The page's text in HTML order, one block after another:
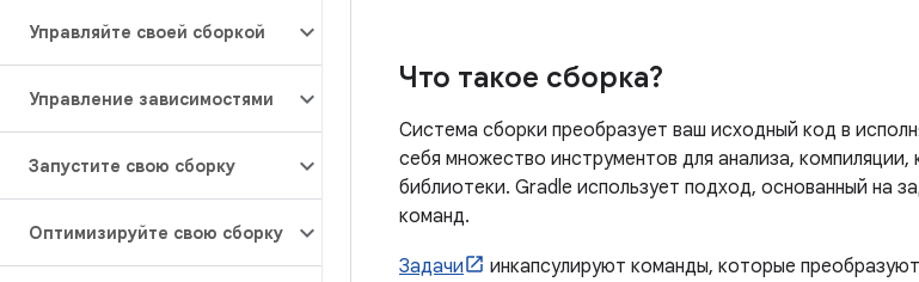
Управляйте своей сборкой
Управление зависимостями
Запустите свою сборку
Оптимизируйте свою сборку
Что такое сборка?
Система сборки преобразует ваш исходный код в
себя множество инструментов для анализа,
библиотеки. Gradle использует подход, основанный на
команд.
Задачи инкапсулируют команды, которые